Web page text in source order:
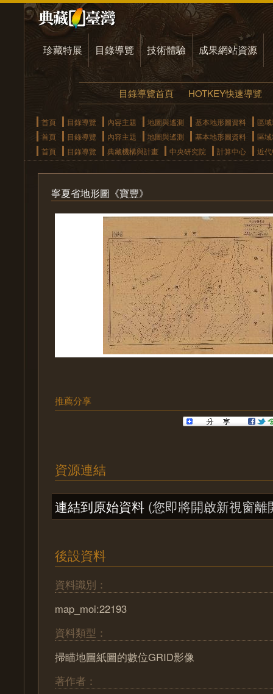
珍藏特展 目錄導覽 技術體驗 成果網站資源
目錄導覽首頁 HOTKEY快速導覽
首頁 目錄導覽 內容主題 地圖與遙測 基本地形圖資料
區
首頁
目錄導覽 內容主題 地圖與遙測 基本地形圖資料
區
首頁
目錄導覽 典藏機構與計畫 中央研究院 計算中心 近
寧夏省地形圖《寶豐》
推薦分享
資源連結
連結到原始資料 (您即將開啟新視窗離
後設資料
資料識別：
map_moi:22193
資料類型：
掃瞄地圖紙圖的數位GRID影像
著作者：